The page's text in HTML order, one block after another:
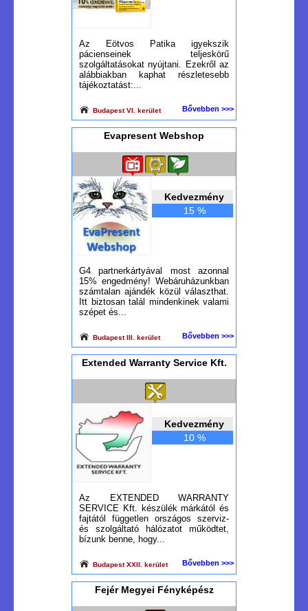
Az Eötvos Patika igyekszik
pácienseinek teljeskörű
szolgáltatásokat nyújtani. Ezekről az
alábbiakban kaphat részletesebb
tájékoztatást:...
Budapest VI. kerület Bővebben >>>
Evapresent Webshop
Kedvezmény
15 %
G4 partnerkártyával most azonnal
15% engedmény! Webáruházunkban
számtalan ajándék közül választhat.
Itt biztosan talál mindenkinek valami
szépet és...
Budapest III. kerület Bővebben >>>
Extended Warranty Service Kft.
Kedvezmény
10 %
Az EXTENDED WARRANTY
SERVICE Kft. készülék márkától és
fajtától független országos szerviz-
és szolgáltató hálózatot működtet,
bízunk benne, hogy...
Budapest XXII. kerület Bővebben >>>
Fejér Megyei Fényképész